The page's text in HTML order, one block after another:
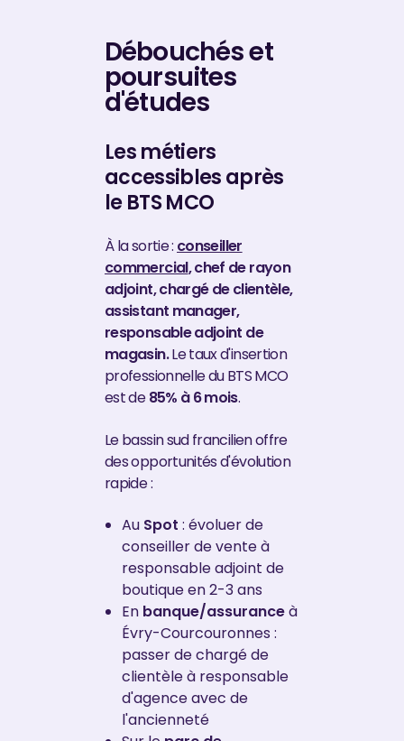
Débouchés et
poursuites
d'études
Les métiers
accessibles après
le BTS MCO
À la sortie : conseiller
commercial, chef de rayon
adjoint, chargé de clientèle,
assistant manager,
responsable adjoint de
magasin.Le taux d'insertion
professionnelle du BTS MCO
est de85% à 6 mois.
Le bassin sud francilien offre
des opportunités d'évolution
rapide :
Au Spot : évoluer de
conseiller de vente à
responsable adjoint de
boutique en 2-3 ans
En banque/assuranceà
Évry-Courcouronnes :
passer de chargé de
clientèle à responsable
d'agence avec de
l'ancienneté